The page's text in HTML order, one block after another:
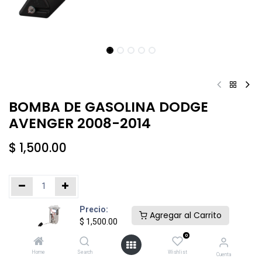
Precio:
$ 1,500.00
Agregar al Carrito
Home Search
0
Wishlist Cuenta
BOMBA DE GASOLINA DODGE
AVENGER 2008-2014
$ 1,500.00
Añadir al carrito Comprar ahora
Agregar a la lista de deseos